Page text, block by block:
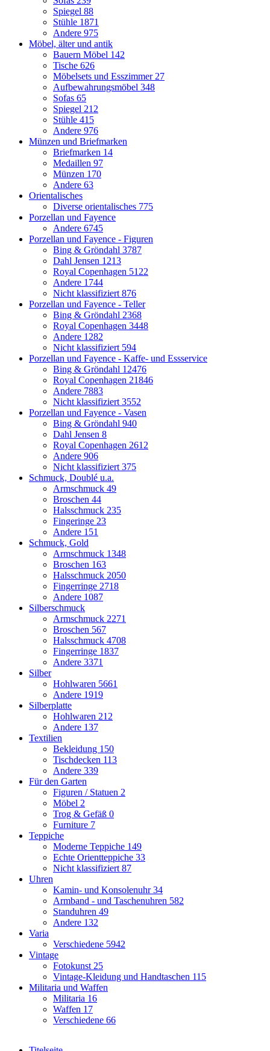
Spiegel 88
Stühle 1871
Andere 975
Möbel, älter und antik
Bauern Möbel 142
Tische 626
Möbelsets und Esszimmer 27
Aufbewahrungsmöbel 348
Sofas 65
Spiegel 212
Stühle 415
Andere 976
Münzen und Briefmarken
Briefmarken 14
Medaillen 97
Münzen 170
Andere 63
Orientalisches
Diverse orientalisches 775
Porzellan und Fayence
Andere 6745
Porzellan und Fayence - Figuren
Bing & Gröndahl 3787
Dahl Jensen 1213
Royal Copenhagen 5122
Andere 1744
Nicht klassifiziert 876
Porzellan und Fayence - Teller
Bing & Gröndahl 2368
Royal Copenhagen 3448
Andere 1282
Nicht klassifiziert 594
Porzellan und Fayence - Kaffe- und Essservice
Bing & Gröndahl 12476
Royal Copenhagen 21846
Andere 7883
Nicht klassifiziert 3552
Porzellan und Fayence - Vasen
Bing & Gröndahl 940
Dahl Jensen 8
Royal Copenhagen 2612
Andere 906
Nicht klassifiziert 375
Schmuck, Doublé u.a.
Armschmuck 49
Broschen 44
Halsschmuck 235
Fingeringe 23
Andere 151
Schmuck, Gold
Armschmuck 1348
Broschen 163
Halsschmuck 2050
Fingerringe 2718
Andere 1087
Silberschmuck
Armschmuck 2271
Broschen 567
Halsschmuck 4708
Fingerringe 1837
Andere 3371
Silber
Hohlwaren 5661
Andere 1919
Silberplatte
Hohlwaren 212
Andere 137
Textilien
Bekleidung 150
Tischdecken 113
Andere 339
Für den Garten
Figuren / Statuen 2
Möbel 2
Trog & Gefäß 0
Furniture 7
Teppiche
Moderne Teppiche 149
Echte Orientteppiche 33
Nicht klassifiziert 87
Uhren
Kamin- und Konsolenuhr34
Armband - und Taschenuhren 582
Standuhren 49
Andere 132
Varia
Verschiedene 5942
Vintage
Fotokunst 25
Vintage-Kleidung und Handtaschen 115
Militaria und Waffen
Militaria 16
Waffen 17
Verschiedene 66